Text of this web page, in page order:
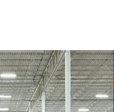
PROMOCJA
Zarejestruj się w sklepie
Odbierz 3% rabatu!